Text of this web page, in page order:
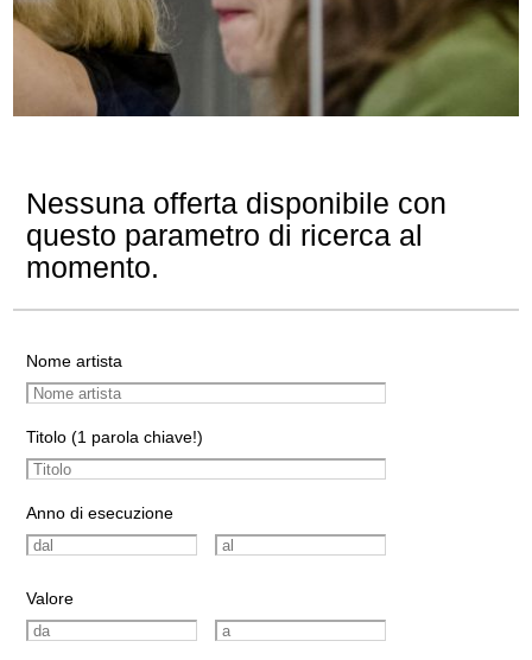
Nessuna offerta disponibile con
questo parametro di ricerca al
momento.
Nome artista
Titolo (1 parola chiave!)
Anno di esecuzione
Valore